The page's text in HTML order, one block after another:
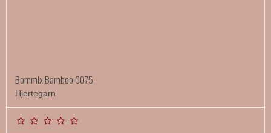
Bommix Bamboo 0075
Hjertegarn